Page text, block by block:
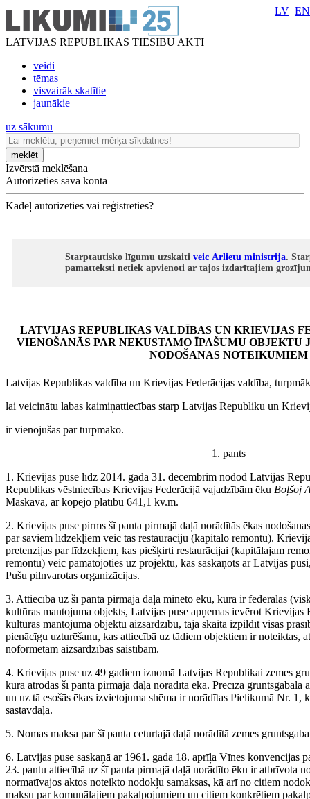
LATVIJAS REPUBLIKAS TIESĪBU AKTI
veidi
tēmas
visvairāk skatītie
jaunākie
LV EN
uz sākumu
meklēt
Izvērstā meklēšana
Autorizēties savā kontā
Kādēļ autorizēties vai reģistrēties?
Starptautisko līgumu uzskaiti veic Ārlietu ministrija.
pamatteksti netiek apvienoti ar tajos izdarītajiem
LATVIJAS REPUBLIKAS VALDĪBAS UN KRIEVIJAS
VIENOŠANĀS PAR NEKUSTAMO ĪPAŠUMU
NODOŠANAS NOTEIKUMIEM
Latvijas Republikas valdība un Krievijas Federācijas valdība,
lai veicinātu labas kaimiņattiecības starp Latvijas Republiku un
ir vienojušās par turpmāko.
1. pants
1. Krievijas puse līdz 2014. gada 31. decembrim nodod Latvijas
Republikas vēstniecības Krievijas Federācijā vajadzībām ēku Boļšoj
Maskavā, ar kopējo platību 641,1 kv.m.
2. Krievijas puse pirms šī panta pirmajā daļā norādītās ēkas
par saviem līdzekļiem veic tās restaurāciju (kapitālo remontu).
pretenzijas par līdzekļiem, kas piešķirti restaurācijai (kapitālajam
remontu) veic pamatojoties uz projektu, kas saskaņots ar Latvijas
Pušu pilnvarotas organizācijas.
3. Attiecībā uz šī panta pirmajā daļā minēto ēku, kura ir federālās
kultūras mantojuma objekts, Latvijas puse apņemas ievērot Krievijas
kultūras mantojuma objektu aizsardzību, tajā skaitā izpildīt visas
pienācīgu uzturēšanu, kas attiecībā uz tādiem objektiem ir noteiktas,
noformētām aizsardzības saistībām.
4. Krievijas puse uz 49 gadiem iznomā Latvijas Republikai zemes
kura atrodas šī panta pirmajā daļā norādītā ēka. Precīza gruntsgabala
un uz tā esošās ēkas izvietojuma shēma ir norādītas Pielikumā Nr. 1,
sastāvdaļa.
5. Nomas maksa par šī panta ceturtajā daļā norādītā zemes
6. Latvijas puse saskaņā ar 1961. gada 18. aprīļa Vīnes konvencijas
23. pantu attiecībā uz šī panta pirmajā daļā norādīto ēku ir atbrīvota
normatīvajos aktos noteikto nodokļu samaksas, kā arī no citiem
maksu par komunālajiem pakalpojumiem un citiem konkrētiem